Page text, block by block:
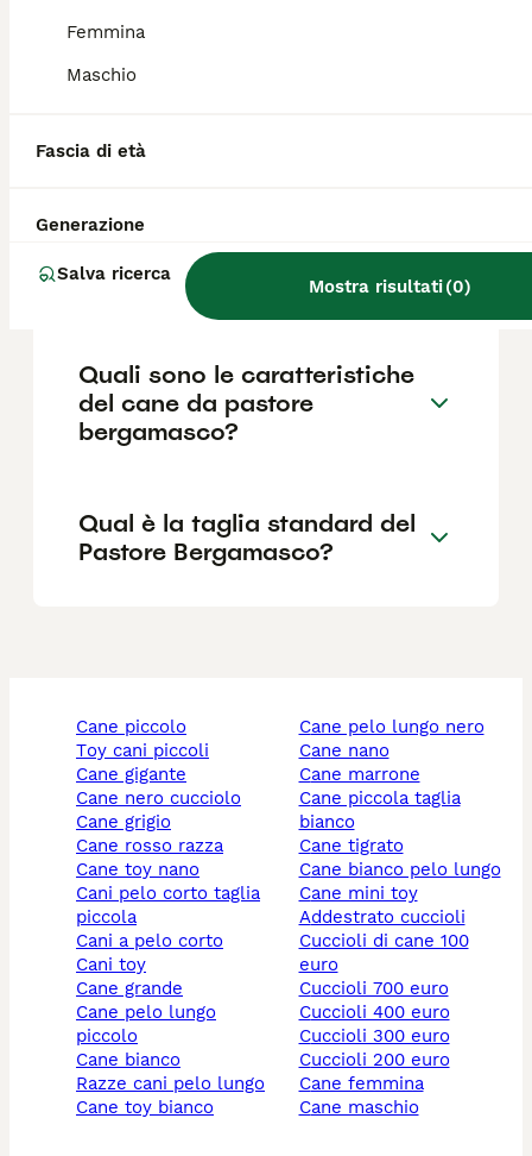
Femmina
Maschio
Fascia di età
Generazione
Salva ricerca
Mostra risultati(0)
cresce continuamente formando le
Pastore Bergamasco?
Qual è il carattere del cane
da pastore bergamasco?
Quali sono le caratteristiche
del cane da pastore
bergamasco?
Qual è la taglia standard del
Pastore Bergamasco?
cane piccolo
toy cani piccoli
cane gigante
cane nero cucciolo
cane grigio
cane rosso razza
cane toy nano
cani pelo corto taglia
piccola
cani a pelo corto
cani toy
cane grande
cane pelo lungo
piccolo
cane bianco
razze cani pelo lungo
cane toy bianco
cane pelo lungo nero
cane nano
cane marrone
cane piccola taglia
bianco
cane tigrato
cane bianco pelo lungo
cane mini toy
addestrato cuccioli
cuccioli di cane 100
euro
cuccioli 700 euro
cuccioli 400 euro
cuccioli 300 euro
cuccioli 200 euro
cane femmina
cane maschio